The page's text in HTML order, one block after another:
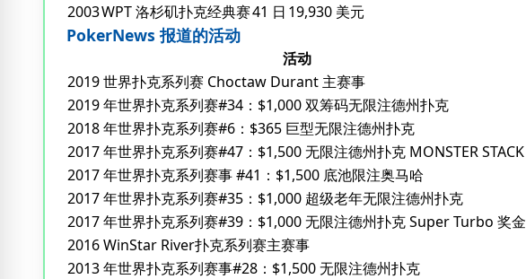
2003WPT 洛杉矶扑克经典赛41 日 19,930 美元
PokerNews 报道的活动
活动
2019 世界扑克系列赛 Choctaw Durant 主赛事
2019 年世界扑克系列赛#34：$1,000 双筹码无限注德州扑克
2018 年世界扑克系列赛#6：$365 巨型无限注德州扑克
2017 年世界扑克系列赛#47：$1,500 无限注德州扑克 MONSTER STACK
2017 年世界扑克系列赛事 #41：$1,500 底池限注奥马哈
2017 年世界扑克系列赛#35：$1,000 超级老年无限注德州扑克
2017 年世界扑克系列赛#39：$1,000 无限注德州扑克 Super Turbo 奖金
2016 WinStar River扑克系列赛主赛事
2013 年世界扑克系列赛事#28：$1,500 无限注德州扑克